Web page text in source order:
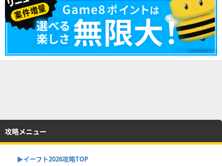
攻略メニュー
▶イーフト2026攻略TOP